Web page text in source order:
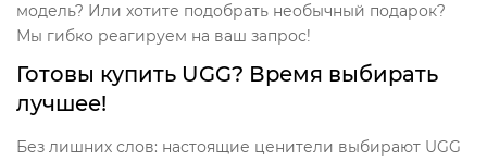
модель? Или хотите подобрать необычный подарок?
Мы гибко реагируем на ваш запрос!
Готовы купить UGG? Время выбирать
лучшее!
Без лишних слов: настоящие ценители выбирают UGG